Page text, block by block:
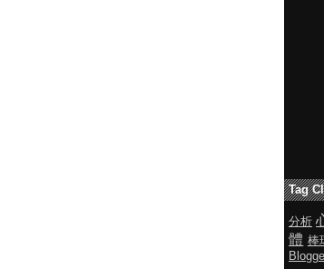
Tag
分析
體 棒